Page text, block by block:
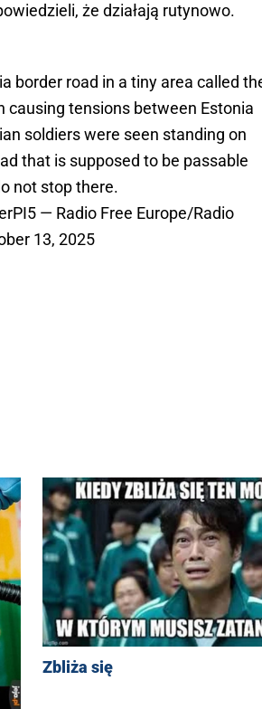
że działają rutynowo.
border road in a tiny area called
causing tensions between Estonia
soldiers were seen standing on
that is supposed to be passable
not stop there.
— Radio Free Europe/Radio
13, 2025
Zbliża się